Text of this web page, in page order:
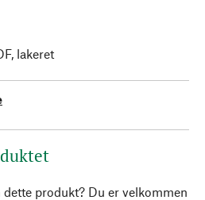
lakeret
produkt? Du er velkommen